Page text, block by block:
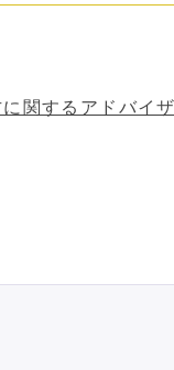
関するアドバイ